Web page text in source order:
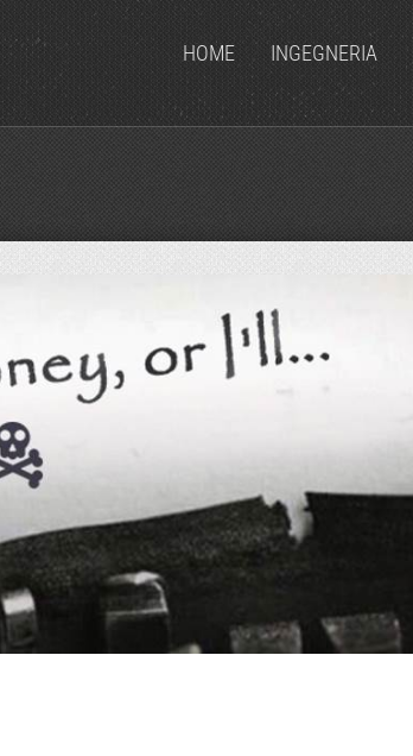
HOME INGEGNERIA